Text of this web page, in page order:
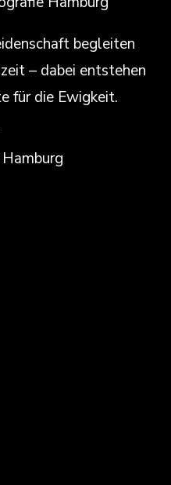
begleiten
– dabei entstehen
für die Ewigkeit.